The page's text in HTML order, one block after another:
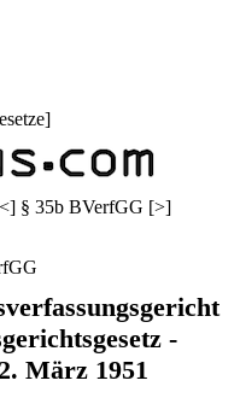
]
] § 35b BVerfGG [>]
-
März 1951